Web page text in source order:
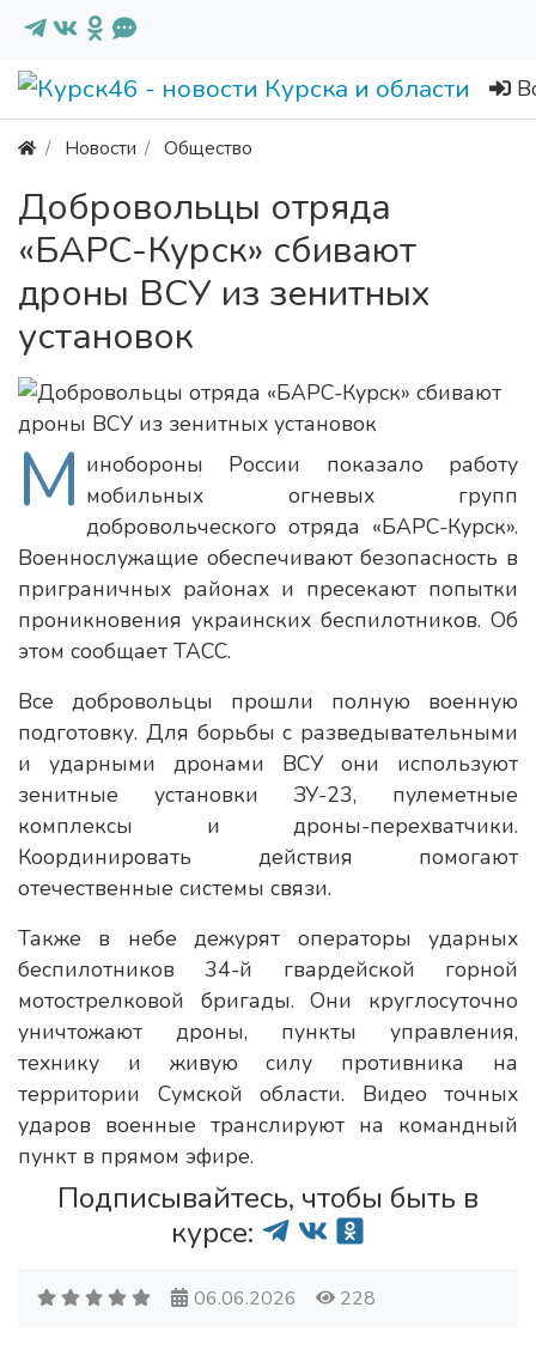
Новости Общество
Добровольцы отряда
«БАРС-Курск» сбивают
дроны ВСУ из зенитных
установок
М инобороны России показало работу
мобильных огневых групп
добровольческого отряда «БАРС-Курск».
Военнослужащие обеспечивают безопасность в
приграничных районах и пресекают попытки
проникновения украинских беспилотников. Об
этом сообщает ТАСС.
Все добровольцы прошли полную военную
подготовку. Для борьбы с разведывательными
и ударными дронами ВСУ они используют
зенитные установки ЗУ-23, пулеметные
комплексы и дроны-перехватчики.
Координировать действия помогают
отечественные системы связи.
Также в небе дежурят операторы ударных
беспилотников 34-й гвардейской горной
мотострелковой бригады. Они круглосуточно
уничтожают дроны, пункты управления,
технику и живую силу противника на
территории Сумской области. Видео точных
ударов военные транслируют на командный
пункт в прямом эфире.
Подписывайтесь, чтобы быть в
курсе:
06.06.2026 228